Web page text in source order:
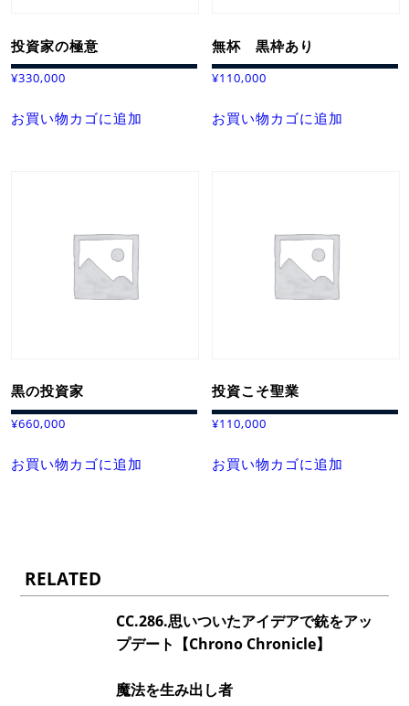
投資家の極意
¥330,000
お買い物カゴに追加
無杯 黒枠あり
¥110,000
お買い物カゴに追加
黒の投資家
¥660,000
お買い物カゴに追加
投資こそ聖業
¥110,000
お買い物カゴに追加
RELATED
CC.286.思いついたアイデアで銃をアッ
プデート【Chrono Chronicle】
魔法を生み出し者